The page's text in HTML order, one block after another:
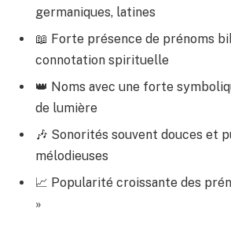
germaniques, latines
📖 Forte présence de prénoms
connotation spirituelle
👑 Noms avec une forte
de lumière
🎶 Sonorités souvent douces et
mélodieuses
📈 Popularité croissante des
»